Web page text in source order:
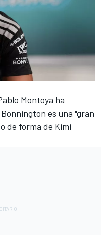
Montoya ha
es una "gran
de forma de Kimi